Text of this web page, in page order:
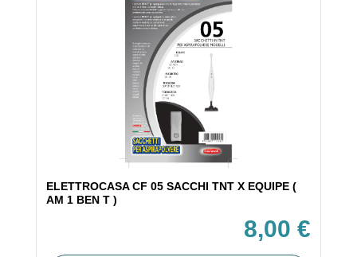
ELETTROCASA CF 05 SACCHI TNT X EQUIPE (
AM 1 BEN T )
8,00 €